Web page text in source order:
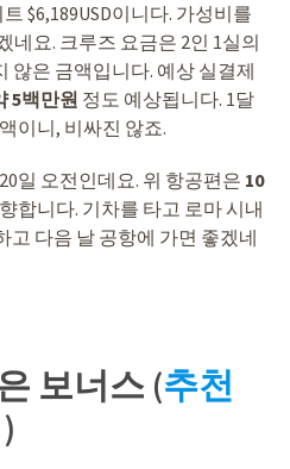
$6,189USD이니다. 가성비를
네요. 크루즈 요금은 2인 1실의
않은 금액입니다. 예상 실결제
5백만원 정도 예상됩니다. 1달
이니, 비싸진 않죠.
일 오전인데요. 위 항공편은 10
합니다. 기차를 타고 로마 시내
고 다음 날 공항에 가면 좋겠네
보너스 (추천
)